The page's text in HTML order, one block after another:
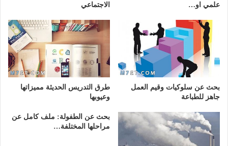
علمي او…
الاجتماعي
بحث عن سلوكيات وقيم العمل
جاهز للطباعة
طرق التدريس الحديثة مميزاتها
وعيوبها
بحث عن الطفولة: ملف كامل عن
مراحلها المختلفة…